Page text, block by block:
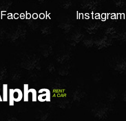
Facebook
Instagram